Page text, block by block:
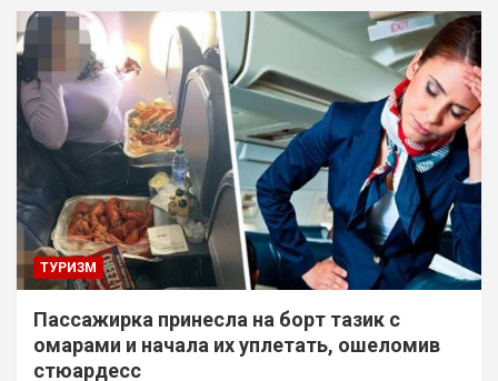
ТУРИЗМ
Пассажирка принесла на борт тазик с
омарами и начала их уплетать, ошеломив
стюардесс